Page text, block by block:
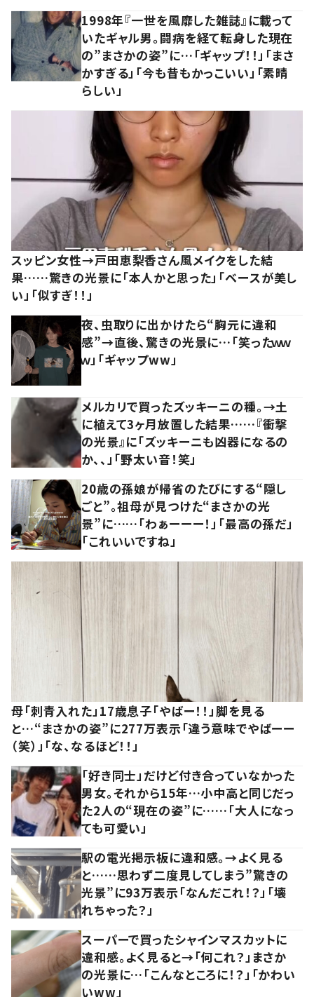
1998年『一世を風靡した雑誌』に載って
いたギャル男。闘病を経て転身した現在
の”まさかの姿”に…「ギャップ！！」「まさ
かすぎる」「今も昔もかっこいい」「素晴
らしい」
スッピン女性→戸田恵梨香さん風メイクをした結
果……驚きの光景に「本人かと思った」「ベースが美し
い」「似すぎ！！」
夜、虫取りに出かけたら“胸元に違和
感”→直後、驚きの光景に…「笑ったｗｗ
ｗ」「ギャップww」
メルカリで買ったズッキーニの種。→土
に植えて3ヶ月放置した結果……『衝撃
の光景』に「ズッキーニも凶器になるの
か、、」「野太い音！笑」
20歳の孫娘が帰省のたびにする“隠し
ごと”。祖母が見つけた“まさかの光
景”に……「わぁーーー！」「最高の孫だ」
「これいいですね」
母「刺青入れた」17歳息子「やばー！！」脚を見る
と…“まさかの姿”に277万表示「違う意味でやばーー
（笑）」「な、なるほど！！」
「好き同士」だけど付き合っていなかった
男女。それから15年…小中高と同じだっ
た2人の“現在の姿”に……「大人になっ
ても可愛い」
駅の電光掲示板に違和感。→よく見る
と……思わず二度見してしまう”驚きの
光景”に93万表示「なんだこれ！？」「壊
れちゃった？」
スーパーで買ったシャインマスカットに
違和感。よく見ると→「何これ？」まさか
の光景に…「こんなところに！？」「かわい
いww」